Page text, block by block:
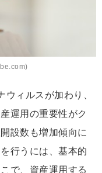
ィルスが加わり、
運用の重要性がク
設数も増加傾向に
行うには、基本的
で、資産運用する